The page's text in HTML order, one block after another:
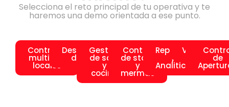
Selecciona el reto principal de tu operativa y te
haremos una demo orientada a ese punto.
Controlar
multiples
locales
Descuadres
de caja
Gestión
de sala
y
cocina
Control
de stock
y
mermas
Reportes
y
Analitica
Verifactu
de